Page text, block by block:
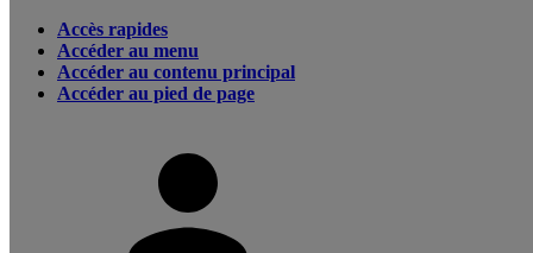
Accès rapides
Accéder au menu
Accéder au contenu principal
Accéder au pied de page